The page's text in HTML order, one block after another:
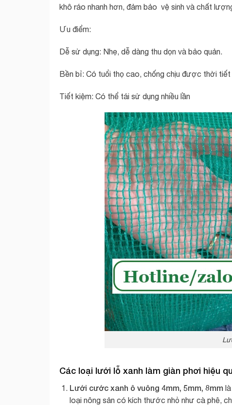
khô ráo nhanh hơn, đảm bảo vệ sinh và chất
Ưu điểm:
Dễ sử dụng: Nhẹ, dễ dàng thu dọn và bảo quản.
Bền bỉ: Có tuổi thọ cao, chống chịu được thời tiết
Tiết kiệm: Có thể tái sử dụng nhiều lần
Các loại lưới lỗ xanh làm giàn phơi hiệu
Lưới cước xanh ô vuông 4mm, 5mm, 8mm
loại nông sản có kích thước nhỏ như cà phê,